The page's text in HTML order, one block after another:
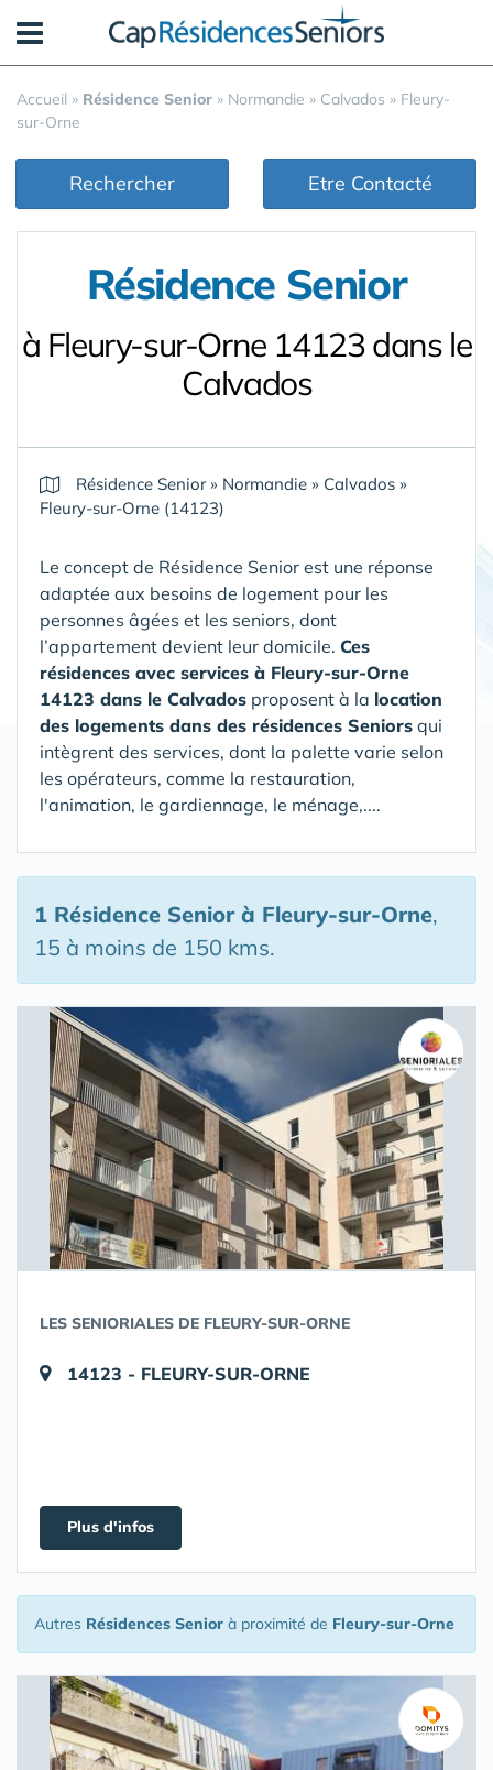
Accueil » Résidence Senior » Normandie » Calvados » Fleury-
sur-Orne
Rechercher Etre Contacté
Résidence Senior
à Fleury-sur-Orne 14123 dans le
Calvados
Résidence Senior» Normandie » Calvados »
Fleury-sur-Orne (14123)
Le concept de Résidence Senior est une réponse
adaptée aux besoins de logement pour les
personnes âgées et les seniors, dont
l’appartement devient leur domicile. Ces
résidences avec services à Fleury-sur-Orne
14123 dans le Calvados proposent à la location
des logements dans des résidences Seniors qui
intègrent des services, dont la palette varie selon
les opérateurs, comme la restauration,
l'animation, le gardiennage, le ménage,....
1 Résidence Seniorà Fleury-sur-Orne,
15 à moins de 150 kms.
LES SENIORIALES DE FLEURY-SUR-ORNE
14123 - FLEURY-SUR-ORNE
Plus d'infos
Autres Résidences Senior à proximité de Fleury-sur-Orne